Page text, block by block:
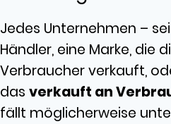
Jedes Unternehmen –
Händler, eine Marke, die
Verbraucher verkauft,
das verkauft an
fällt möglicherweise